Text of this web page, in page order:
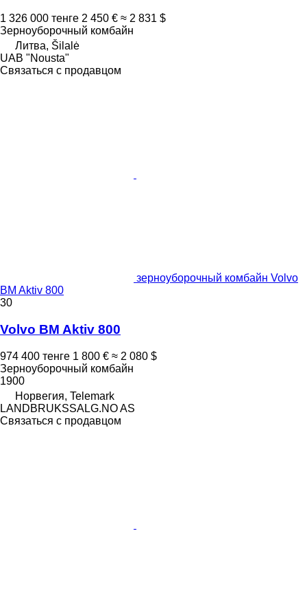
1 326 000 тенге 2 450 € ≈ 2 831 $
Зерноуборочный комбайн
Литва, Šilalė
UAB "Nousta"
Связаться с продавцом
зерноуборочный комбайн Volvo
BM Aktiv 800
30
Volvo BM Aktiv 800
974 400 тенге 1 800 € ≈ 2 080 $
Зерноуборочный комбайн
1900
Норвегия, Telemark
LANDBRUKSSALG.NO AS
Связаться с продавцом